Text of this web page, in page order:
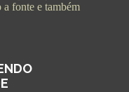
a fonte e também